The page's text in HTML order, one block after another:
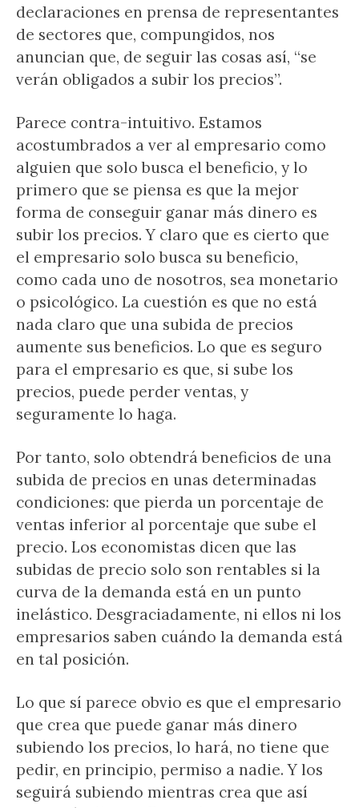
declaraciones en prensa de representantes
de sectores que, compungidos, nos
anuncian que, de seguir las cosas así, “se
verán obligados a subir los precios”.
Parece contra-intuitivo. Estamos
acostumbrados a ver al empresario como
alguien que solo busca el beneficio, y lo
primero que se piensa es que la mejor
forma de conseguir ganar más dinero es
subir los precios. Y claro que es cierto que
el empresario solo busca su beneficio,
como cada uno de nosotros, sea monetario
o psicológico. La cuestión es que no está
nada claro que una subida de precios
aumente sus beneficios. Lo que es seguro
para el empresario es que, si sube los
precios, puede perder ventas, y
seguramente lo haga.
Por tanto, solo obtendrá beneficios de una
subida de precios en unas determinadas
condiciones: que pierda un porcentaje de
ventas inferior al porcentaje que sube el
precio. Los economistas dicen que las
subidas de precio solo son rentables si la
curva de la demanda está en un punto
inelástico. Desgraciadamente, ni ellos ni los
empresarios saben cuándo la demanda está
en tal posición.
Lo que sí parece obvio es que el empresario
que crea que puede ganar más dinero
subiendo los precios, lo hará, no tiene que
pedir, en principio, permiso a nadie. Y los
seguirá subiendo mientras crea que así